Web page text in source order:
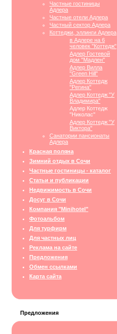
Частные гостиницы
Адлера
Частные отели Адлера
Частный сектор Адлера
Коттеджи, эллинги Адлера
в Адлере на 6
человек "Коттедж"
Адлер Гостевой
дом "Мадлен"
Адлер Вилла
"Green Hill"
Адлер Коттедж
"Регина"
Адлер Коттедж "У
Владимира"
Адлер Коттедж
"Николас"
Адлер Коттедж "У
Виктора"
Санатории пансионаты
Адлера
Красная поляна
Зимний отдых в Сочи
Частные гостиницы - каталог
Статьи и публикации
Недвижимость в Сочи
Досуг в Сочи
Компания "Minihotel"
Фотоальбом
Для турфирм
Для частных лиц
Реклама на сайте
Предложения
Обмен ссылками
Карта сайта
Предложения